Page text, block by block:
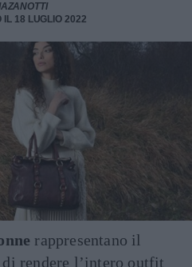
IL 18 LUGLIO 2022
rappresentano il
rendere l’intero outfit